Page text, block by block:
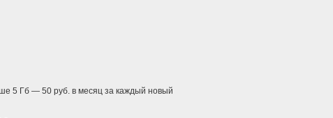
5 Гб — 50 руб. в месяц за каждый новый